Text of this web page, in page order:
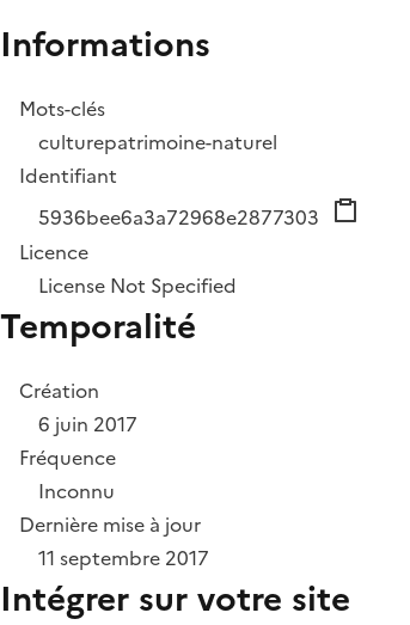
Informations
Mots-clés
culturepatrimoine-naturel
Identifiant
5936bee6a3a72968e2877303
Licence
License Not Specified
Temporalité
Création
6 juin 2017
Fréquence
Inconnu
Dernière mise à jour
11 septembre 2017
Intégrer sur votre site